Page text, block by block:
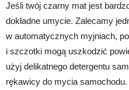
Jeśli twój czarny mat jest
dokładne umycie. Zalecamy
w automatycznych myjniach,
i szczotki mogą uszkodzić
użyj delikatnego detergentu
rękawicy do mycia samochodu.